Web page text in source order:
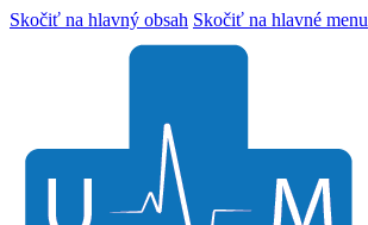
Skočiť na hlavný obsah Skočiť na hlavné menu